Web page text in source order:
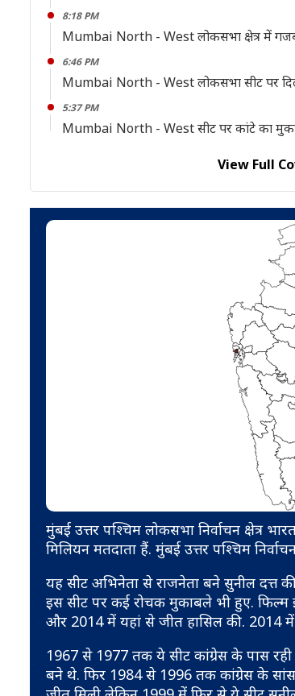
8:18 PM
Mumbai North - West लोकसभा क्षेत्र में
6:46 PM
Mumbai North - West लोकसभा सीट पर
5:37 PM
Mumbai North - West सीट पर कांटे का
View Full
मुंबई उत्तर पश्चिम लोकसभा निर्वाचन क्षेत्र
मिलियन मतदाता हैं. मुंबई उत्तर पश्चिम
यह सीट अभिनेता से राजनेता बने सुनील दत्त
इस सीट पर कई रोचक मुकाबले भी हुए. फ‍िल्म
और 2014 में यहां से जीत हास‍िल की. 2014 में
1967 से 1977 तक ये सीट कांग्रेस के पास
बने थे. फिर 1984 से 1996 तक कांग्रेस के